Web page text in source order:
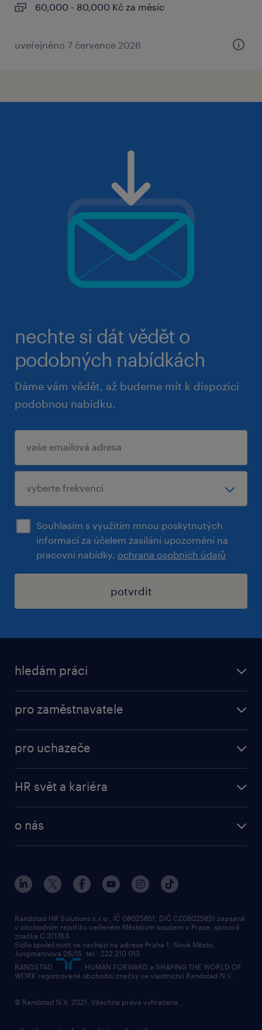
60,000 - 80,000 Kč za měsíc
uveřejněno 7 července 2026
nechte si dát vědět o
podobných nabídkách
Dáme vám vědět, až budeme mít k dispozici
podobnou nabídku.
Souhlasím s využitím mnou poskytnutých
informací za účelem zasílání upozornění na
pracovní nabídky. ochrana osobních údajů
potvrdit
hledám práci
práce v Amazon
vyberte si zaměstnavatele
pro zaměstnavatele
professional
pro uchazeče
HR svět a kariéra
karierní poradna
o nás
náš příbeh
tiskové zprávy
společenská odpovědnost
přidej se k nám
kontakty & pobočky
bezpečnostní politika
Randstad HR Solutions s.r.o., IČ 08025851, DIČ CZ08025851 zapsaná
v obchodním rejstříku vedeném Městským soudem v Praze, spisová
značka C 311763.
Sídlo společnosti se nachází na adrese Praha 1, Nové Město,
Jungmannova 26/15, tel.: 222 210 013
RANDSTAD,
, HUMAN FORWARD a SHAPING THE WORLD OF
WORK registrované obchodní značky ve vlastnictví Randstad N.V.
© Randstad N.V. 2021. Všechna práva vyhrazena.